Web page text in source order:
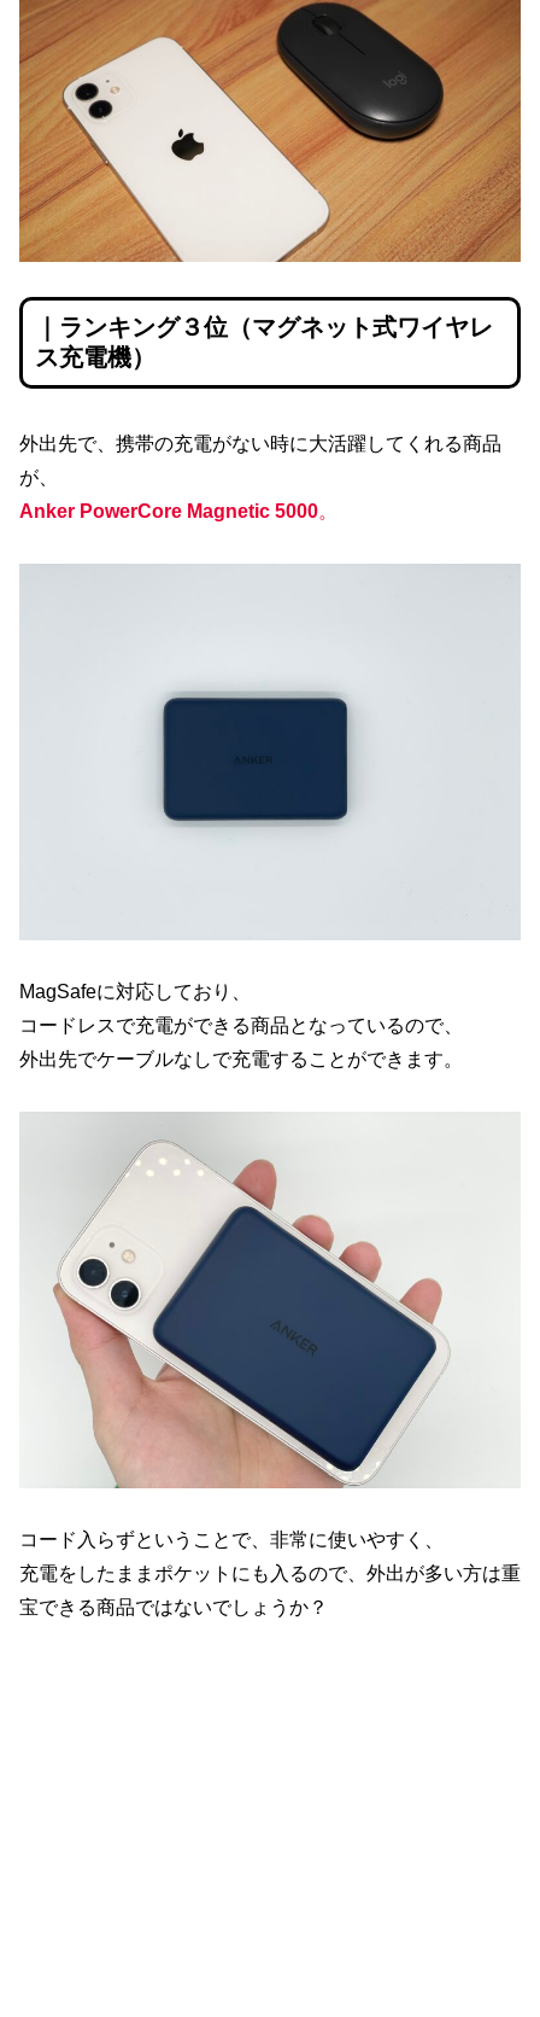
｜ランキング３位（マグネット式ワイヤレ
ス充電機）
外出先で、携帯の充電がない時に大活躍してくれる商品
が、
Anker PowerCore Magnetic 5000。
MagSafeに対応しており、
コードレスで充電ができる商品となっているので、
外出先でケーブルなしで充電することができます。
コード入らずということで、非常に使いやすく、
充電をしたままポケットにも入るので、外出が多い方は重
宝できる商品ではないでしょうか？